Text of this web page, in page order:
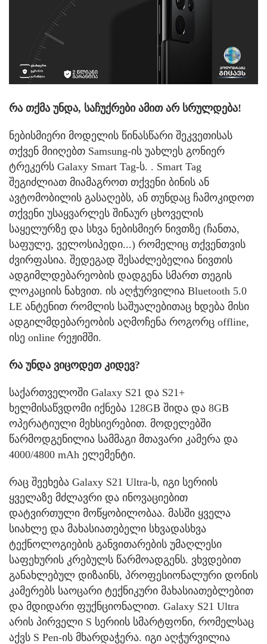
რა თქმა უნდა, საჩუქრები ამით არ სრულდება!
ნებისმიერი მოდელის წინასწარი შეკვეთისას
თქვენ მიიღებთ Samsung-ის უახლეს გონიერ
ტრეკერს Galaxy Smart Tag-ს. . Smart Tag
შეგიძლიათ მიამაგროთ თქვენი ბინის ან
ავტომობილის გასაღებს, ან თუნდაც ჩამოკიდოთ
თქვენი უსაყვარლეს შინაურ ცხოველის
საყელურზე და სხვა ნებისმიერ ნივთზე (ჩანთა,
საფულე, ველოსიპედი...) რომელიც თქვენთვის
ძვირფასია. შედეგად შესაძლებელია ნივთის
ადგიმლდებარეობის დადგენა სმართ თეგის
ლოკაციის ნახვით. ის აღჭურვილია Bluetooth 5.0
LE ანტენით რომლის საშუალებითაც ხდება მისი
ადგილმდებარეობის აღმოჩენა როგორც offline,
ისე online რეჟიმში.
რა უნდა ვიცოდეთ კიდევ?
საქართველოში Galaxy S21 და S21+
ხელმისაწვდომი იქნება 128GB შიდა და 8GB
ოპერატიული მეხსიერებით. მოდელებში
წარმოდგენილია სამმაგი მთავარი კამერა და
4000/4800 mAh ელემენტი.
რაც შეეხება Galaxy S21 Ultra-ს, იგი სერიის
ყველაზე მძლავრი და ინოვაციებით
დატვირთული მოწყობილობაა. მასში ყველა
სიახლე და მახასიათებელი სხვადასხვა
ტექნოლოგიების განვითარების უმაღლესი
საფეხურის კრებულს წარმოადგენს. ვხვდებით
განახლებულ დიზაინს, პროფესიონალური დონის
კამერებს საოცარი ტექნიკური მახასიათებლებით
და მდიდარი ფუქნციონალით. Galaxy S21 Ultra
არის პირველი S სერიის სმარტფონი, რომელსაც
აქვს S Pen-ის მხარდაჭერა. იგი აღჭურვილია